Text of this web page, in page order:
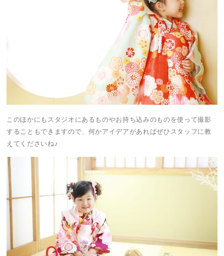
このほかにもスタジオにあるものやお持ち込みのものを使って撮影
することもできますので、何かアイデアがあればぜひスタッフに教
えてくださいね♪